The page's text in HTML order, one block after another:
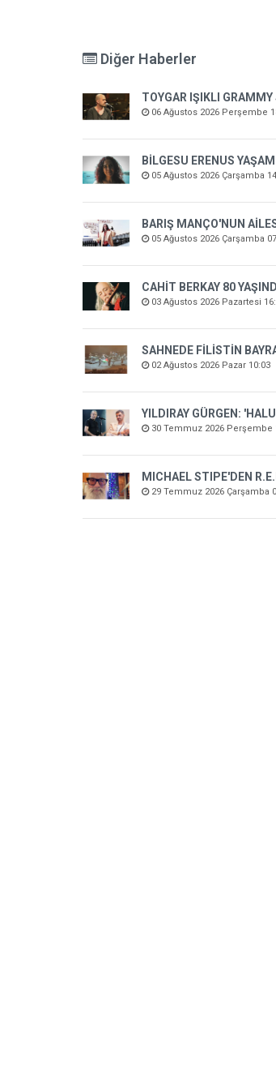
Diğer Haberler
TOYGAR IŞIKLI
06 Ağustos 2026 Perşembe
BİLGESU ERENUS
05 Ağustos 2026 Çarşamba
BARIŞ MANÇO'NUN
05 Ağustos 2026 Çarşamba
CAHİT BERKAY 80
03 Ağustos 2026 Pazartesi
SAHNEDE FİLİSTİN
02 Ağustos 2026 Pazar 10:03
YILDIRAY GÜRGEN:
30 Temmuz 2026 Perşembe
MICHAEL STIPE'DEN
29 Temmuz 2026 Çarşamba